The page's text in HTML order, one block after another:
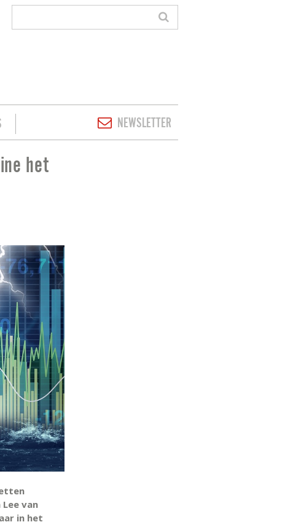
NEWSLETTER
het
van
in het